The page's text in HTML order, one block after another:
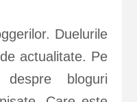
Duelurile
actualitate. Pe
bloguri